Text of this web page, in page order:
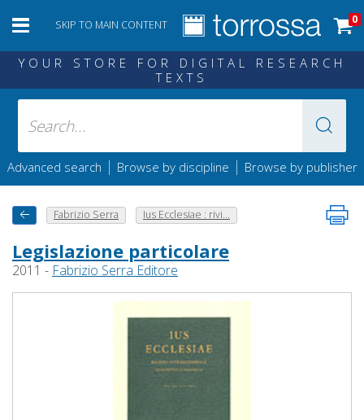
SKIP TO MAIN CONTENT 0
YOUR STORE FOR DIGITAL RESEARCH
TEXTS
Advanced search | Browse by discipline | Browse by publisher
Fabrizio Serra Ius Ecclesiae : rivi...
Legislazione particolare
2011 - Fabrizio Serra Editore